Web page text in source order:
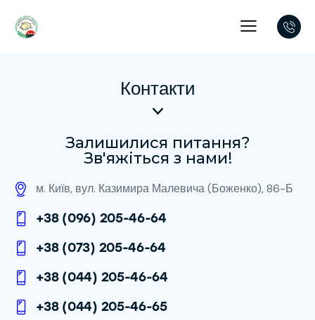
Контакти
Залишилися питання?
Зв'яжіться з нами!
м. Київ, вул. Казимира Малевича (Боженко), 86-Б
+38 (096) 205-46-64
+38 (073) 205-46-64
+38 (044) 205-46-64
+38 (044) 205-46-65